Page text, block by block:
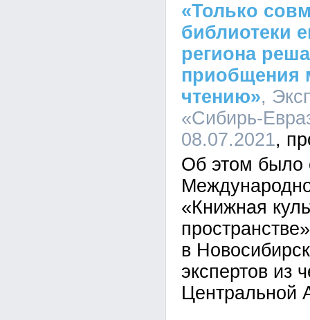
«Только
библиотеки
региона
приобщения
чтению»,
«Сибирь-
08.07.2021
Об этом было
«Книжная
в
экспертов из
Центральной